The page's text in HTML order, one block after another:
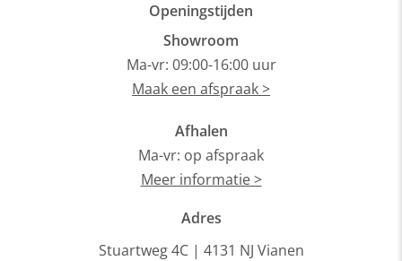
Openingstijden
Showroom
Ma-vr: 09:00-16:00 uur
Maak een afspraak >
Afhalen
Ma-vr: op afspraak
Meer informatie >
Adres
Stuartweg 4C | 4131 NJ Vianen